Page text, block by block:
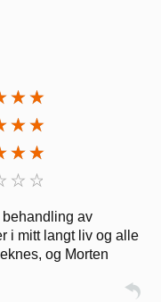
behandling av
i mitt langt liv og alle
og Morten